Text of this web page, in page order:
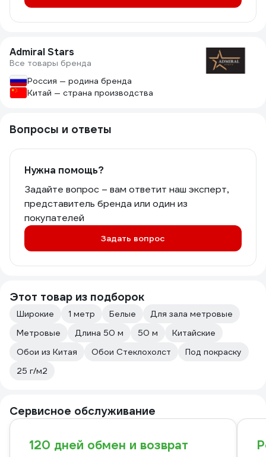
Admiral Stars
Все товары бренда
Россия — родина бренда
Китай — страна производства
Вопросы и ответы
Нужна помощь?
Задайте вопрос – вам ответит наш эксперт,
представитель бренда или один из
покупателей
Задать вопрос
Этот товар из подборок
Широкие 1 метр Белые
Для зала метровые
Метровые
Длина 50 м 50 м
Китайские
Обои из Китая
Обои Стеклохолст
Под покраску
25 г/м2
Сервисное обслуживание
120 дней обмен и возврат